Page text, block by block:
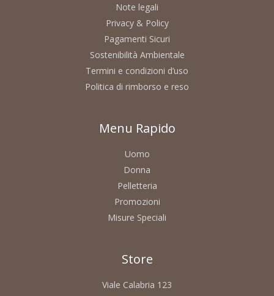
Note legali
Privacy & Policy
Pagamenti Sicuri
Sostenibilità Ambientale
Termini e condizioni d’uso
Politica di rimborso e reso
Menu Rapido
Uomo
Donna
Pelletteria
Promozioni
Misure Speciali
Store
Viale Calabria 123